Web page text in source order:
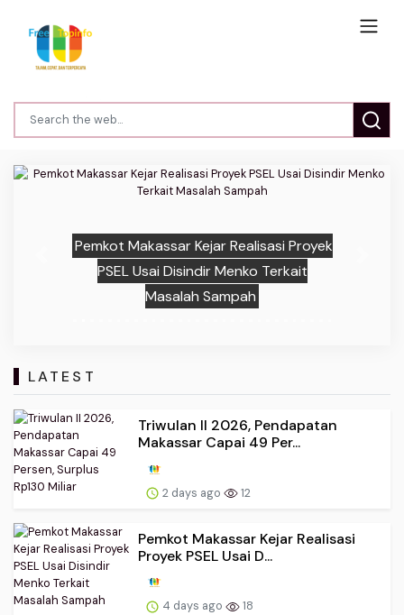
Pemkot Makassar Kejar Realisasi Proyek
PSEL Usai Disindir Menko Terkait
Masalah Sampah
Previous
LATEST
Triwulan II 2026, Pendapatan
Makassar Capai 49 Per...
2 days ago 12
Pemkot Makassar Kejar Realisasi
Proyek PSEL Usai D...
4 days ago 18